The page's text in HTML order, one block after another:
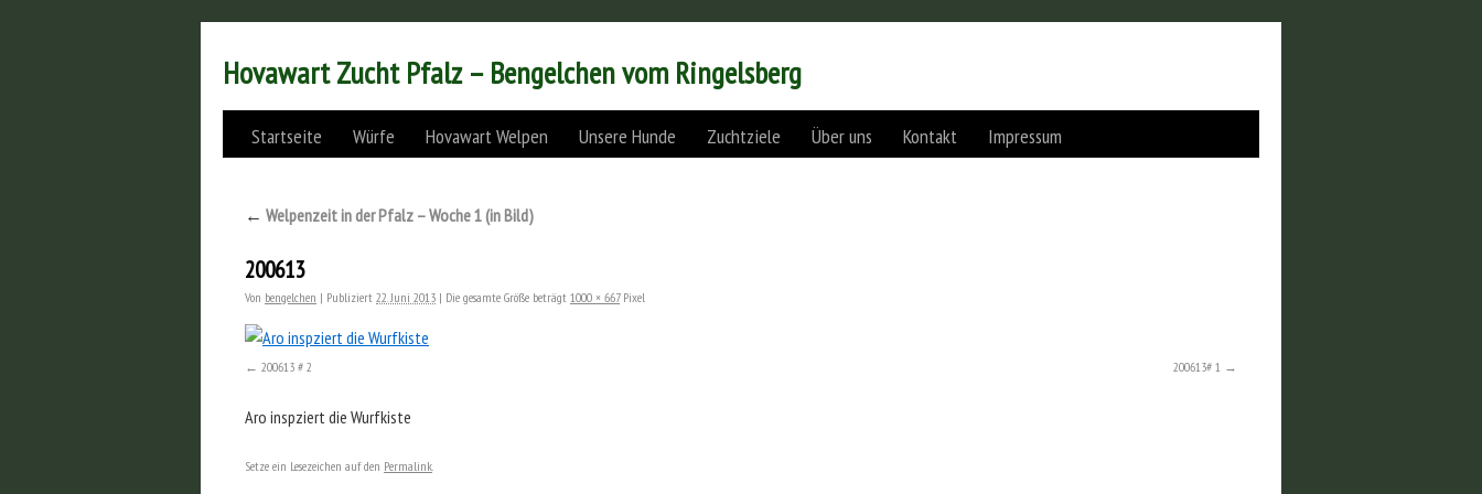
Hovawart Zucht Pfalz – Bengelchen vom Ringelsberg
Startseite Würfe Hovawart Welpen Unsere Hunde Zuchtziele Über uns Kontakt Impressum
← Welpenzeit in der Pfalz – Woche 1 (in Bild)
200613
Von bengelchen | Publiziert 22. Juni 2013 | Die gesamte Größe beträgt 1000 × 667Pixel
200613 # 2 200613# 1
Aro inspziert die Wurfkiste
Setze ein Lesezeichen auf den Permalink.